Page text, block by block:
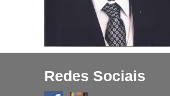
Redes Sociais